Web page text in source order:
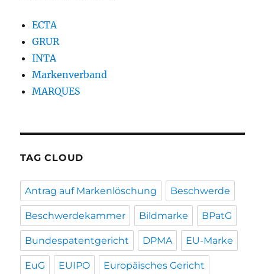
ECTA
GRUR
INTA
Markenverband
MARQUES
TAG CLOUD
Antrag auf Markenlöschung Beschwerde
Beschwerdekammer Bildmarke BPatG
Bundespatentgericht DPMA EU-Marke
EuG EUIPO Europäisches Gericht